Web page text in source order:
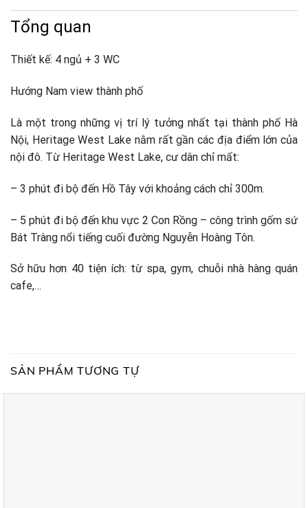
Tổng quan
Thiết kế: 4 ngủ + 3 WC
Hướng Nam view thành phố
Là một trong những vị trí lý tưởng nhất tại thành phố Hà
Nội, Heritage West Lake nằm rất gần các địa điểm lớn của
nội đô. Từ Heritage West Lake, cư dân chỉ mất:
– 3 phút đi bộ đến Hồ Tây với khoảng cách chỉ 300m.
– 5 phút đi bộ đến khu vực 2 Con Rồng – công trình gốm sứ
Bát Tràng nổi tiếng cuối đường Nguyễn Hoàng Tôn.
Sở hữu hơn 40 tiện ích: từ spa, gym, chuỗi nhà hàng quán
cafe,…
SẢN PHẨM TƯƠNG TỰ